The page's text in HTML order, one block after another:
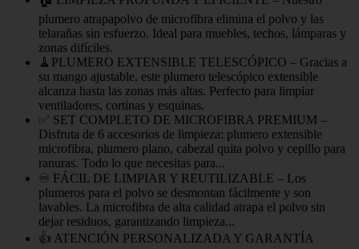
plumero atrapapolvo de microfibra elimina el polvo y las
telarañas sin esfuerzo. Ideal para muebles, techos, lámparas y
zonas difíciles.
🧹PLUMERO EXTENSIBLE TELESCÓPICO – Gracias a
su mango ajustable, este plumero telescópico extensible
alcanza hasta las zonas más altas. Perfecto para limpiar
ventiladores, cortinas y esquinas.
✅ SET COMPLETO DE MICROFIBRA PREMIUM –
Disfruta de 6 accesorios de limpieza: plumero extensible
microfibra, plumero plano, cabezal quita polvo y cepillo para
ranuras. Todo lo que necesitas para...
♾️ FÁCIL DE LIMPIAR Y REUTILIZABLE – Los
plumeros para el polvo se desmontan fácilmente y son
lavables. La microfibra de alta calidad atrapa el polvo sin
dejar residuos, garantizando limpieza...
👍 ATENCIÓN PERSONALIZADA Y GARANTÍA